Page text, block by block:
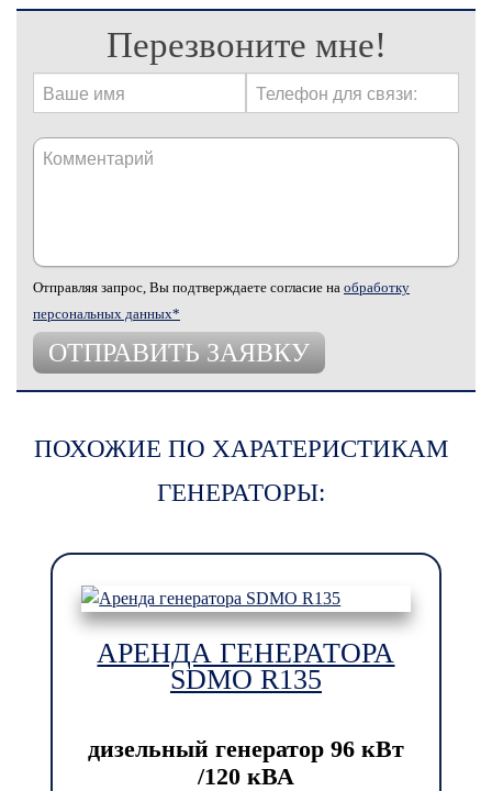
Перезвоните мне!
Отправляя запрос, Вы подтверждаете согласие на обработку
персональных данных*
ПОХОЖИЕ ПО ХАРАТЕРИСТИКАМ
ГЕНЕРАТОРЫ:
АРЕНДА ГЕНЕРАТОРА
SDMO R135
дизельный генератор 96 кВт
/120 кВА